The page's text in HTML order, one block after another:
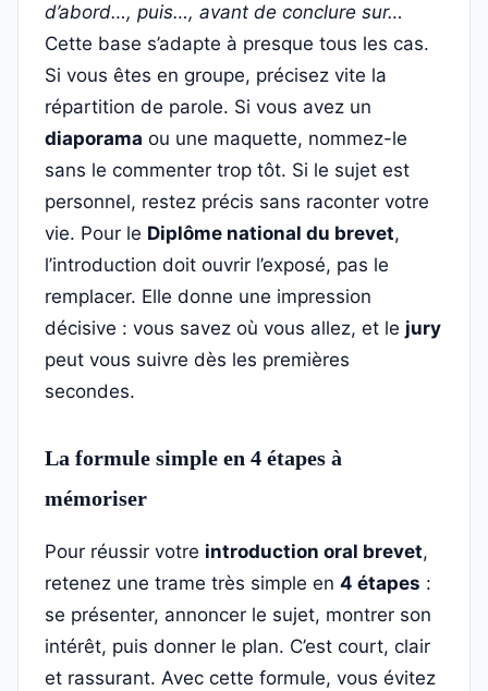
d’abord…, puis…, avant de conclure sur…
Cette base s’adapte à presque tous les cas.
Si vous êtes en groupe, précisez vite la
répartition de parole. Si vous avez un
diaporama ou une maquette, nommez-le
sans le commenter trop tôt. Si le sujet est
personnel, restez précis sans raconter votre
vie. Pour le Diplôme national du brevet,
l’introduction doit ouvrir l’exposé, pas le
remplacer. Elle donne une impression
décisive : vous savez où vous allez, et le jury
peut vous suivre dès les premières
secondes.
La formule simple en 4 étapes à
mémoriser
Pour réussir votre introduction oral brevet,
retenez une trame très simple en 4 étapes :
se présenter, annoncer le sujet, montrer son
intérêt, puis donner le plan. C’est court, clair
et rassurant. Avec cette formule, vous évitez